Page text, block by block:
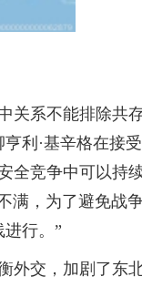
关系不能排除共
利·基辛格在接
全竞争中可以持
满，为了避免战
行。”
外交，加剧了东